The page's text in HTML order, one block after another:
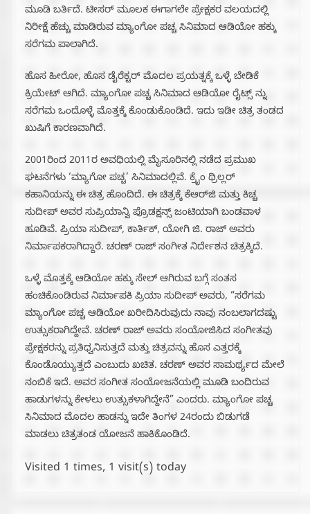
ಮೂಡಿ ಬರ್ತಿದೆ. ಟೀಸರ್ ಮೂಲಕ ಈಗಾಗಲೇ ಪ್ರೇಕ್ಷಕರ ವಲಯದಲ್ಲಿ
ನಿರೀಕ್ಷೆ ಹೆಚ್ಚು ಮಾಡಿರುವ ಮ್ಯಾಂಗೋ ಪಚ್ಚ ಸಿನಿಮಾದ ಆಡಿಯೋ ಹಕ್ಕು
ಸರೆಗಮ ಪಾಲಾಗಿದೆ.
ಹೊಸ ಹೀರೋ, ಹೊಸ ಡೈರೆಕ್ಟರ್ ಮೊದಲ‌ ಪ್ರಯತ್ನಕ್ಕೆ ಒಳ್ಳೆ ಬೇಡಿಕೆ
ಕ್ರಿಯೇಟ್ ಆಗಿದೆ. ಮ್ಯಾಂಗೋ ಪಚ್ಚ ಸಿನಿಮಾದ ಆಡಿಯೋ‌ ರೈಟ್ಸ್ ನ್ನು
ಸರೆಗಮ ಒಂದೊಳ್ಳೆ ಮೊತ್ತಕ್ಕೆ ಕೊಂಡುಕೊಂಡಿದೆ. ಇದು ಇಡೀ ಚಿತ್ರ ತಂಡದ
ಖುಷಿಗೆ ಕಾರಣವಾಗಿದೆ.
2001ರಿಂದ 2011ರ ಅವಧಿಯಲ್ಲಿ ಮೈಸೂರಿನಲ್ಲಿ ನಡೆದ ಪ್ರಮುಖ
ಘಟನೆಗಳು ‘ಮ್ಯಾಗೋ ಪಚ್ಚ’ ಸಿನಿಮಾದಲ್ಲಿವೆ. ಕ್ರೈಂ ಥ್ರಿಲ್ಲರ್
ಕಹಾನಿಯನ್ನು ಈ ಚಿತ್ರ ಹೊಂದಿದೆ. ಈ ಚಿತ್ರಕ್ಕೆ ಕೆಆರ್‌ಜಿ ಮತ್ತು ಕಿಚ್ಚ
ಸುದೀಪ್ ಅವರ ಸುಪ್ರಿಯಾನ್ವಿ ಪ್ರೊಡಕ್ಷನ್ಸ್ ಜಂಟಿಯಾಗಿ ಬಂಡವಾಳ
ಹೂಡಿವೆ. ಪ್ರಿಯಾ ಸುದೀಪ್, ಕಾರ್ತಿಕ್, ಯೋಗಿ ಜಿ. ರಾಜ್ ಅವರು
ನಿರ್ಮಾಪಕರಾಗಿದ್ದಾರೆ. ಚರಣ್ ರಾಜ್ ಸಂಗೀತ ನಿರ್ದೇಶನ ಚಿತ್ರಕ್ಕಿದೆ.
ಒಳ್ಳೆ ಮೊತ್ತಕ್ಕೆ ಆಡಿಯೋ ಹಕ್ಕು ಸೇಲ್ ಆಗಿರುವ ಬಗ್ಗೆ ಸಂತಸ
ಹಂಚಿಕೊಂಡಿರುವ ನಿರ್ಮಾಪಕಿ ಪ್ರಿಯಾ ಸುದೀಪ್ ಅವರು, “ಸರೆಗಮ
ಮ್ಯಾಂಗೋ ಪಚ್ಚ ಆಡಿಯೋ ಖರೀದಿಸಿರುವುದು ನಾವು ನಂಬಲಾಗದಷ್ಟು
ಉತ್ಸುಕರಾಗಿದ್ದೇವೆ. ಚರಣ್ ರಾಜ್ ಅವರು ಸಂಯೋಜಿಸಿದ ಸಂಗೀತವು
ಪ್ರೇಕ್ಷಕರನ್ನು ಪ್ರತಿಧ್ವನಿಸುತ್ತದೆ ಮತ್ತು ಚಿತ್ರವನ್ನು ಹೊಸ ಎತ್ತರಕ್ಕೆ
ಕೊಂಡೊಯ್ಯುತ್ತದೆ ಎಂಬುದು ಖಚಿತ. ಚರಣ್ ಅವರ ಸಾಮರ್ಥ್ಯದ ಮೇಲೆ‌‌
ನಂಬಿಕೆ ಇದೆ. ಅವರ ಸಂಗೀತ ಸಂಯೋಜನೆಯಲ್ಲಿ ಮೂಡಿ ಬಂದಿರುವ
ಹಾಡುಗಳನ್ನು ಕೇಳಲು ಉತ್ಸುಕಳಾಗಿದ್ದೇನೆ” ಎಂದರು. ಮ್ಯಾಂಗೋ‌ ಪಚ್ಚ
ಸಿನಿಮಾದ ಮೊದಲ ಹಾಡನ್ನು ಇದೇ‌ ತಿಂಗಳ‌ 24ರಂದು ಬಿಡುಗಡೆ
ಮಾಡಲು ಚಿತ್ರತಂಡ ಯೋಜನೆ ಹಾಕಿಕೊಂಡಿದೆ.
Visited 1 times, 1 visit(s) today